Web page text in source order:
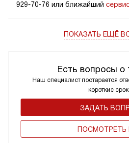
Есть вопросы о
Наш специалист постарается
короткие
ЗАДАТЬ
ПОCМОТРЕТЬ
929-70-76 или ближайший
ПОКАЗАТЬ ЕЩЁ